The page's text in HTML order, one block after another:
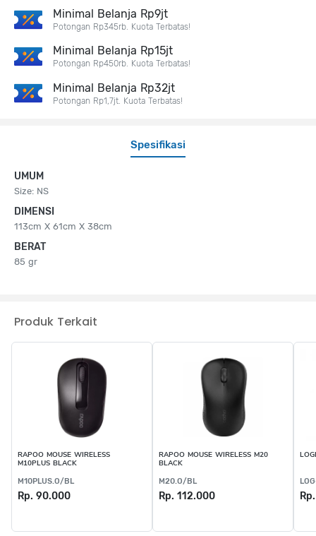
Spesifikasi
UMUM
Size: NS
DIMENSI
113cm X 61cm X 38cm
BERAT
85 gr
Minimal Belanja Rp9jt
Potongan Rp345rb. Kuota Terbatas!
Minimal Belanja Rp15jt
Potongan Rp450rb. Kuota Terbatas!
Minimal Belanja Rp32jt
Potongan Rp1,7jt. Kuota Terbatas!
Produk Terkait
RAPOO MOUSE WIRELESS
M10PLUS BLACK
M10PLUS.O/BL
Rp. 90.000
RAPOO MOUSE WIRELESS M20
BLACK
M20.O/BL
Rp. 112.000